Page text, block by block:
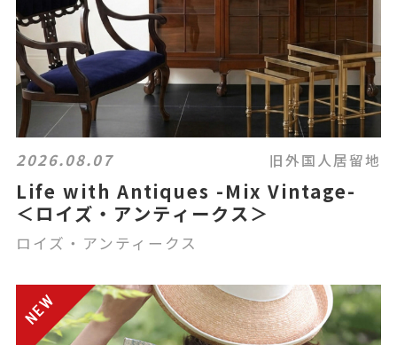
2026.08.07 旧外国人居留地
Life with Antiques -Mix Vintage-
＜ロイズ・アンティークス＞
ロイズ・アンティークス